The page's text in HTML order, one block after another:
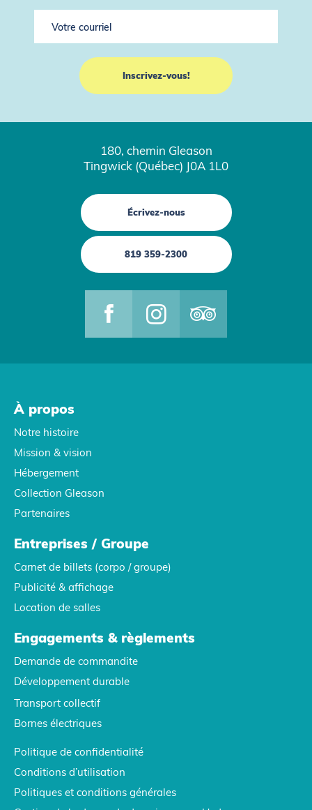
180, chemin Gleason
Tingwick (Québec) J0A 1L0
Écrivez-nous
819 359-2300
À propos
Notre histoire
Mission & vision
Hébergement
Collection Gleason
Partenaires
Entreprises / Groupe
Carnet de billets (corpo / groupe)
Publicité & affichage
Location de salles
Engagements & règlements
Demande de commandite
Développement durable
Transport collectif
Bornes électriques
Politique de confidentialité
Conditions d’utilisation
Politiques et conditions générales